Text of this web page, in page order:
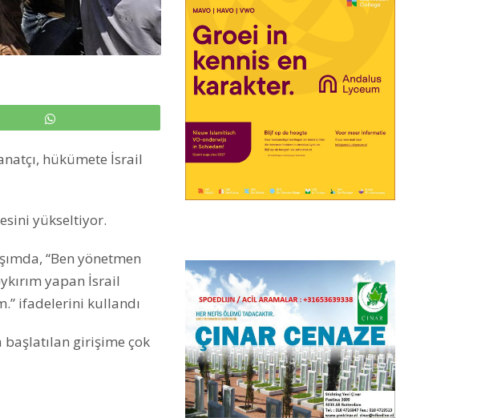
hükümete İsrail
yükseltiyor.
“Ben yönetmen
yapan İsrail
ifadelerini kullandı
başlatılan girişime çok